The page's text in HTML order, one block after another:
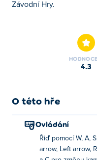
Závodní Hry.
4.3
O této hře
Ovládání
Řiď pomocí W, A,
arrow, Left arrow,